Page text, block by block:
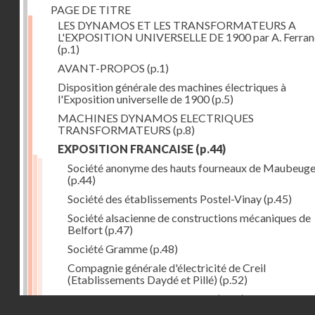
PAGE DE TITRE
LES DYNAMOS ET LES TRANSFORMATEURS A
L'EXPOSITION UNIVERSELLE DE 1900 par A.
(p.1)
AVANT-PROPOS (p.1)
Disposition générale des machines électriques à
l'Exposition universelle de 1900(p.5)
MACHINES DYNAMOS ELECTRIQUES
TRANSFORMATEURS (p.8)
EXPOSITION FRANCAISE (p.44)
Société anonyme des hauts fourneaux de Maubeuge
(p.44)
Société des établissements Postel-Vinay(p.45)
Société alsacienne de constructions mécaniques de
Belfort(p.47)
Société Gramme(p.48)
Compagnie générale d'électricité de Creil
(Etablissements Daydé et Pillé) (p.52)
Compagnie générale de Nancy(p.52)